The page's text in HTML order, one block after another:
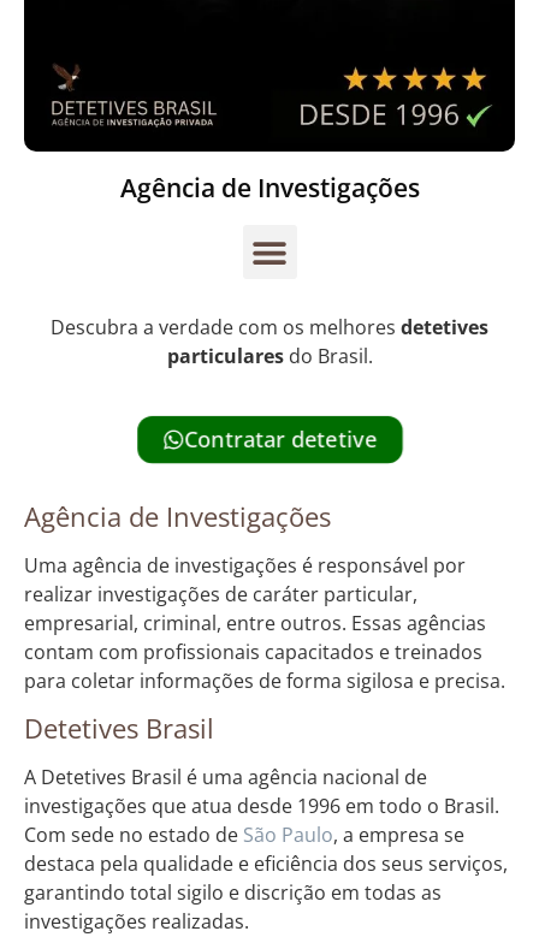
Agência de Investigações
Descubra a verdade com os melhores detetives
particularesdo Brasil.
Contratar detetive
Agência de Investigações
Uma agência de investigações é responsável por
realizar investigações de caráter particular,
empresarial, criminal, entre outros. Essas agências
contam com profissionais capacitados e treinados
para coletar informações de forma sigilosa e precisa.
Detetives Brasil
A Detetives Brasil é uma agência nacional de
investigações que atua desde 1996 em todo o Brasil.
Com sede no estado de São Paulo, a empresa se
destaca pela qualidade e eficiência dos seus serviços,
garantindo total sigilo e discrição em todas as
investigações realizadas.